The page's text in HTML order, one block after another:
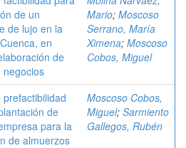
de un
de lujo en la
en
de
negocios
Mario; Moscoso
Serrano, María
Ximena; Moscoso
Cobos, Miguel
prefactibilidad
de
para la
de almuerzos
Moscoso Cobos,
Miguel; Sarmiento
Gallegos, Rubén